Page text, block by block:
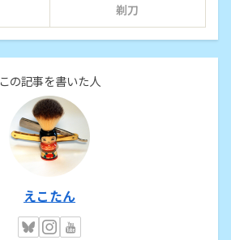
剃刀
この記事を書いた人
えこたん